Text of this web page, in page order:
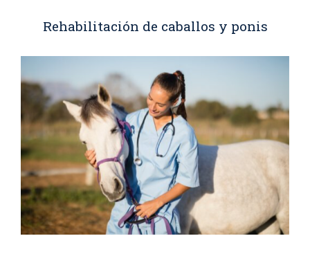
Rehabilitación de caballos y ponis